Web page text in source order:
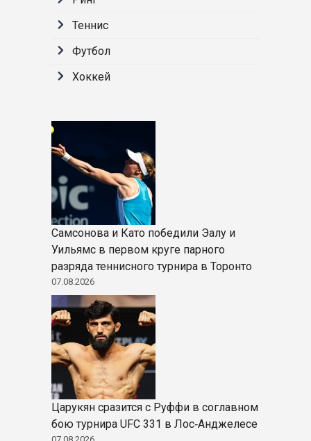
Теннис
Футбол
Хоккей
Самсонова и Като победили Эалу и
Уильямс в первом круге парного
разряда теннисного турнира в Торонто
07.08.2026
Царукян сразится с Руффи в соглавном
бою турнира UFC 331 в Лос‑Анджелесе